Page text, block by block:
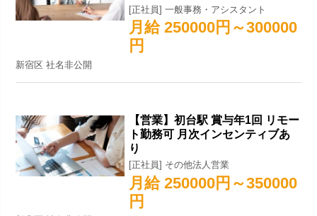
[正社員] 一般事務・アシスタント
月給 250000円～300000
円
新宿区 社名非公開
【営業】初台駅 賞与年1回 リモー
ト勤務可 月次インセンティブあ
り
[正社員] その他法人営業
月給 250000円～350000
円